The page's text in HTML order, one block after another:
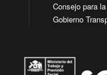
Consejo para
Gobierno